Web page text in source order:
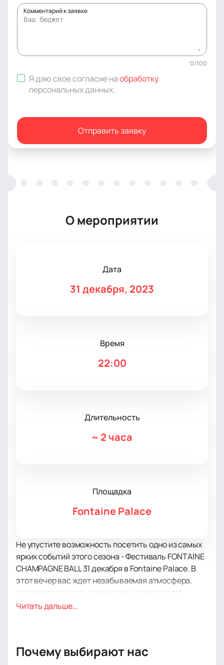
Комментарий к заявке
0/100
Я даю свое согласие наобработку
персональных данных.
Отправить заявку
О мероприятии
Дата
31 декабря, 2023
Время
22:00
Длительность
~ 2 часа
Площадка
Fontaine Palace
Не упустите возможность посетить одно из самых
ярких событий этого сезона - Фестиваль FONTAINE
CHAMPAGNE BALL 31 декабря в Fontaine Palace. В
этот вечер вас ждет незабываемая атмосфера,
отличная музыка и, конечно же, шампанское!
Организаторы мероприятия приготовили для вас
Kuchis, а также группа "The Rollkeys" – новое имя на
Читать дальше...
Почему выбирают нас